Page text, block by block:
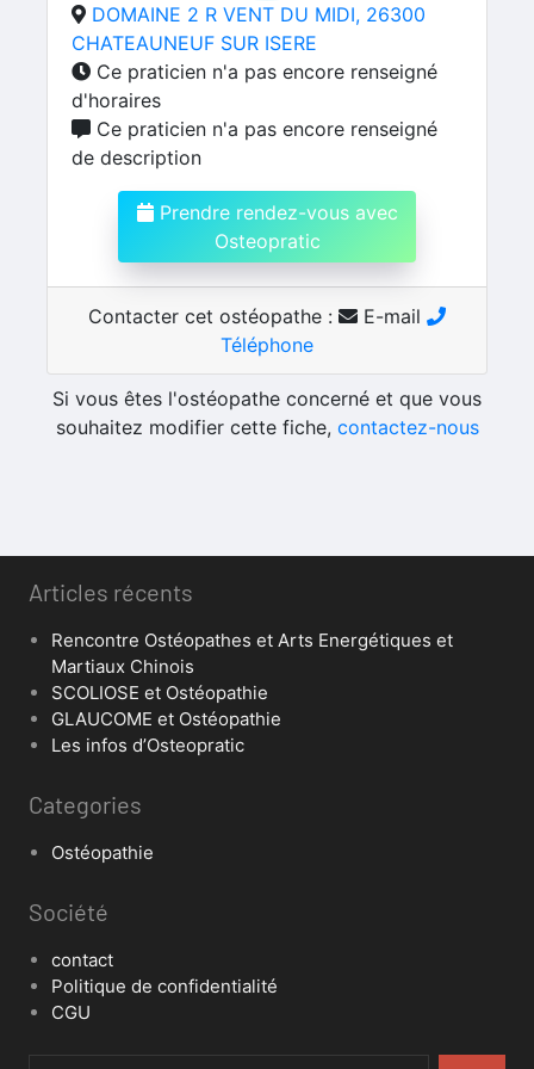
DOMAINE 2 R VENT DU MIDI, 26300
CHATEAUNEUF SUR ISERE
Ce praticien n'a pas encore renseigné
d'horaires
Ce praticien n'a pas encore renseigné
de description
Prendre rendez-vous avec
Osteopratic
Contacter cet ostéopathe :
E-mail
Téléphone
Si vous êtes l'ostéopathe concerné et que vous
souhaitez modifier cette fiche, contactez-nous
Articles récents
Rencontre Ostéopathes et Arts Energétiques et
Martiaux Chinois
SCOLIOSE et Ostéopathie
GLAUCOME et Ostéopathie
Les infos d’Osteopratic
Categories
Ostéopathie
Société
contact
Politique de confidentialité
CGU